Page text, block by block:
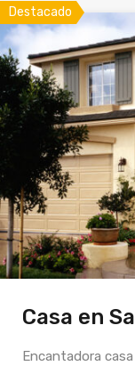
Destacado
Casa en
Encantadora